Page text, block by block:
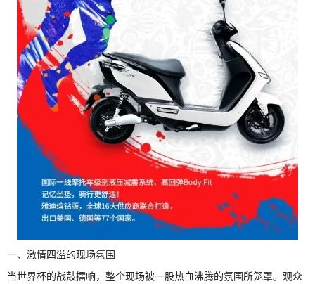
一、激情四溢的现场氛围
当世界杯的战鼓擂响，整个现场被一股热血沸腾的氛围所笼罩。观众